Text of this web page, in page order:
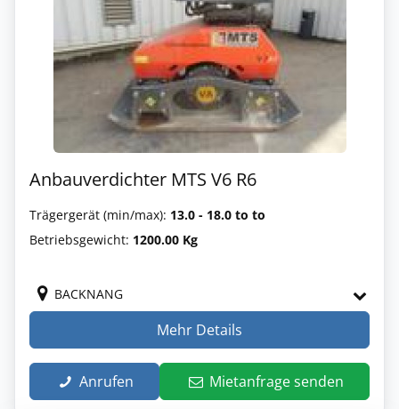
Anbauverdichter MTS V6 R6
Trägergerät (min/max): 13.0 - 18.0 to to
Betriebsgewicht: 1200.00 Kg
BACKNANG
Mehr Details
Anrufen Mietanfrage senden